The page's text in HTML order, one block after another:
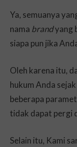
Ya, semuanya
nama brandyang
siapa pun jika
Oleh karena itu,
hukum Anda
beberapa
tidak dapat pergi
Selain itu, Kami